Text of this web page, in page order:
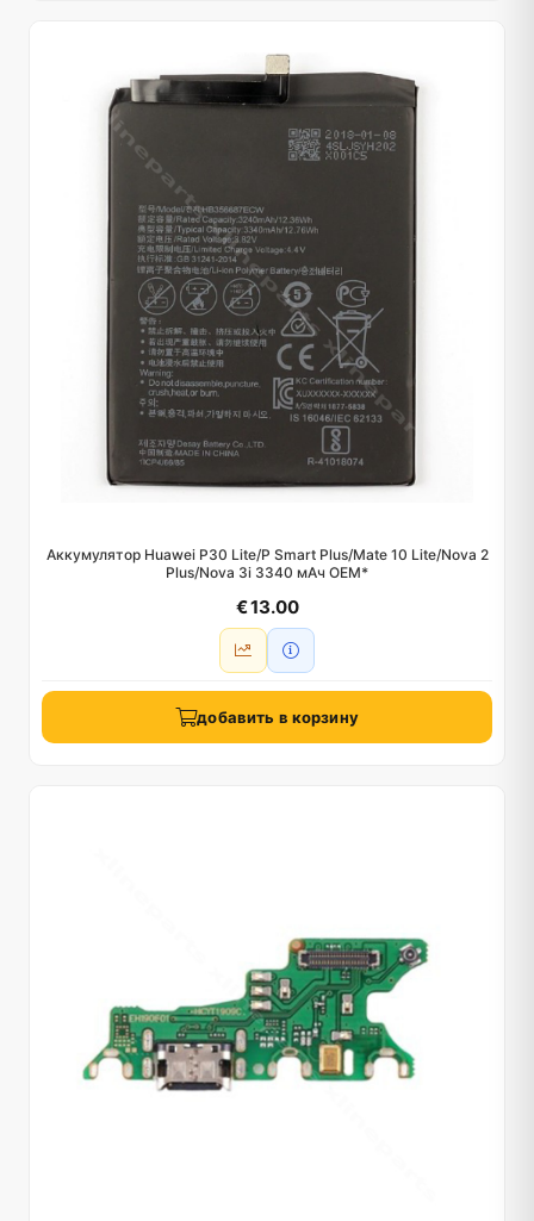
Аккумулятор Huawei P30 Lite/P Smart Plus/Mate 10 Lite/Nova 2
Plus/Nova 3i 3340 мАч OEM*
€ 13.00
добавить в корзину